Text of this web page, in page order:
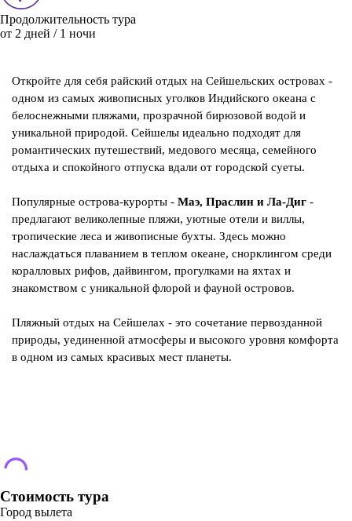
Продолжительность тура
от 2 дней / 1 ночи
Откройте для себя райский отдых на Сейшельских островах -
одном из самых живописных уголков Индийского океана с
белоснежными пляжами, прозрачной бирюзовой водой и
уникальной природой. Сейшелы идеально подходят для
романтических путешествий, медового месяца, семейного
отдыха и спокойного отпуска вдали от городской суеты.
Популярные острова-курорты - Маэ, Праслин и Ла-Диг -
предлагают великолепные пляжи, уютные отели и виллы,
тропические леса и живописные бухты. Здесь можно
наслаждаться плаванием в теплом океане, снорклингом среди
коралловых рифов, дайвингом, прогулками на яхтах и
знакомством с уникальной флорой и фауной островов.
Пляжный отдых на Сейшелах - это сочетание первозданной
природы, уединенной атмосферы и высокого уровня комфорта
в одном из самых красивых мест планеты.
Стоимость тура
Город вылета